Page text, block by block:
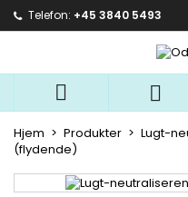
Telefon: +45 3840 5493
 
Hjem Produkter
Lugt-
(flydende)
Mine
add_circle_outline
Opret en ny liste
Opret
Ønskelistenavn
Log ind
Du skal være logget
ønskeliste.